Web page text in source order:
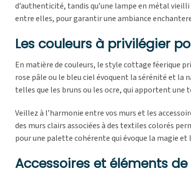
d’authenticité, tandis qu’une lampe en métal
entre elles, pour garantir une ambiance
Les couleurs à privilégier
En matière de couleurs, le style cottage féerique
rose pâle ou le bleu ciel évoquent la sérénité et la
telles que les bruns ou les ocre, qui apportent une
Veillez à l’harmonie entre vos murs et les
des murs clairs associées à des textiles colorés
pour une palette cohérente qui évoque la magie
Accessoires et éléments